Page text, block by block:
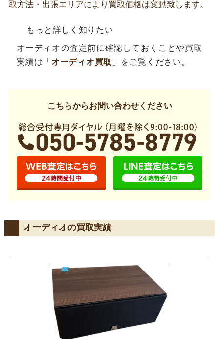
取方法・出張エリアにより買取価格は変動致します。
もっと詳しく知りたい
オーディオの査定前に確認しておくことや買取
実績は「 オーディオ買取 」をご覧ください。
こちらからお問い合わせください
オーディオの買取実績